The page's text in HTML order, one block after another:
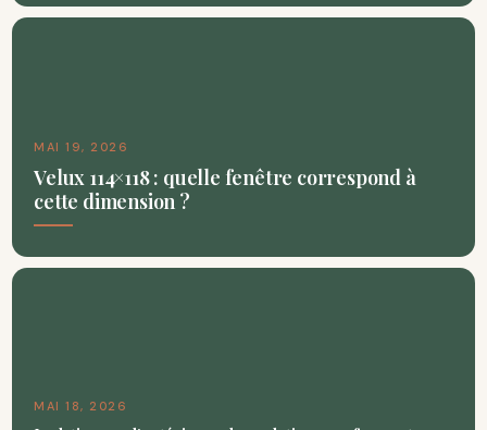
MAI 19, 2026
Velux 114×118 : quelle fenêtre correspond à
cette dimension ?
MAI 18, 2026